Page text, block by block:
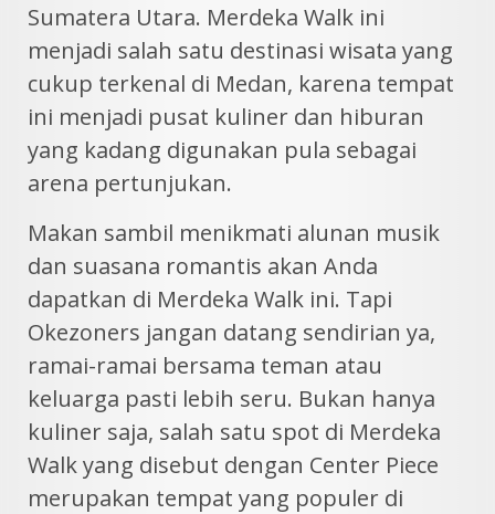
Sumatera Utara. Merdeka Walk ini
menjadi salah satu destinasi wisata yang
cukup terkenal di Medan, karena tempat
ini menjadi pusat kuliner dan hiburan
yang kadang digunakan pula sebagai
arena pertunjukan.
Makan sambil menikmati alunan musik
dan suasana romantis akan Anda
dapatkan di Merdeka Walk ini. Tapi
Okezoners jangan datang sendirian ya,
ramai-ramai bersama teman atau
keluarga pasti lebih seru. Bukan hanya
kuliner saja, salah satu spot di Merdeka
Walk yang disebut dengan Center Piece
merupakan tempat yang populer di